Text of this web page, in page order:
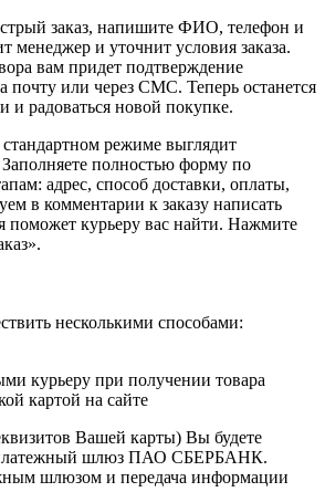
заказ, напишите ФИО, телефон и
менеджер и уточнит условия заказа.
вам придет подтверждение
почту или через СМС. Теперь останется
и радоваться новой покупке.
режиме выглядит
полностью форму по
адрес, способ доставки, оплаты,
в комментарии к заказу написать
поможет курьеру вас найти. Нажмите
несколькими способами:
курьеру при получении товара
картой на сайте
Вашей карты) Вы будете
платежный шлюз ПАО СБЕРБАНК.
шлюзом и передача информации